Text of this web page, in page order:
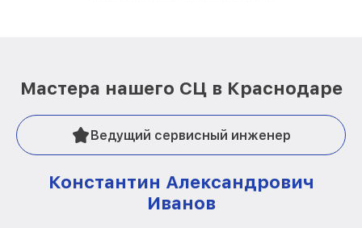
Мастера нашего СЦ в Краснодаре
Ведущий сервисный инженер
Константин Александрович
Иванов